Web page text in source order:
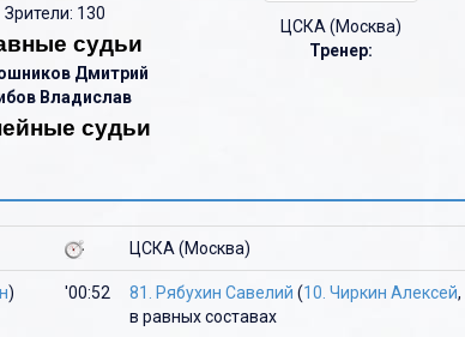
Ю
Я
Зрители: 130
судьи
Дмитрий
Владислав
судьи
ЦСКА (Москва)
Тренер:
ЦСКА (Москва)
)
'00:52 81. Рябухин Савелий (10. Чиркин Алексей,
в равных составах